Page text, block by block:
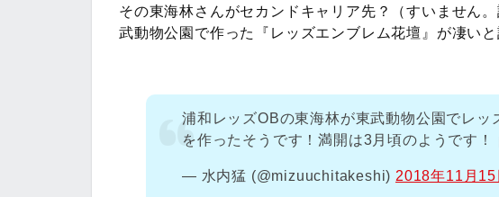
その東海林さんがセカンドキャリア先？（すいません
武動物公園で作った『レッズエンブレム花壇』が凄いと
浦和レッズOBの東海林が東武動物公園でレッ
を作ったそうです！満開は3月頃のようです！
— 水内猛 (@mizuuchitakeshi) 2018年11月15